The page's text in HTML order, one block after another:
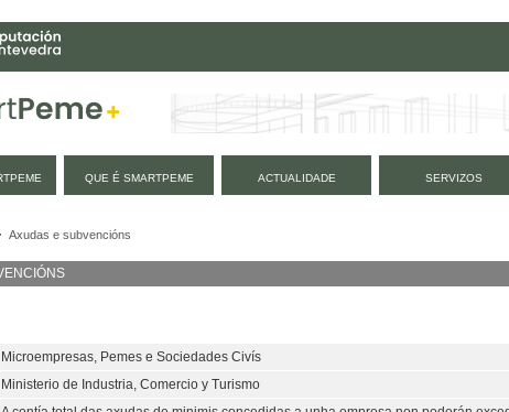
QUE É SMARTPEME ACTUALIDADE SERVIZOS
Axudas e subvencións
Microempresas, Pemes e Sociedades Civís
Ministerio de Industria, Comercio y Turismo